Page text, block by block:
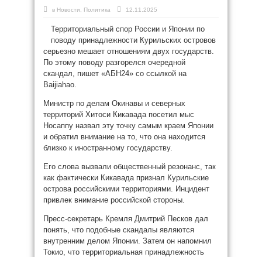
в Новости Политика 12.11.2025
Территориальный спор России и Японии по
поводу принадлежности Курильских островов
серьезно мешает отношениям двух государств.
По этому поводу разгорелся очередной
скандал, пишет «АБН24» со ссылкой на
Baijiahao.
Министр по делам Окинавы и северных
территорий Хитоси Кикавада посетил мыс
Носаппу назвал эту точку самым краем Японии
и обратил внимание на то, что она находится
близко к иностранному государству.
Его слова вызвали общественный резонанс, так
как фактически Кикавада признал Курильские
острова российскими территориями. Инцидент
привлек внимание российской стороны.
Пресс-секретарь Кремля Дмитрий Песков дал
понять, что подобные скандалы являются
внутренним делом Японии. Затем он напомнил
Токио, что территориальная принадлежность